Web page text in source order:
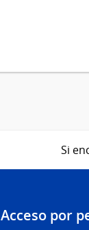
Si
Acceso por